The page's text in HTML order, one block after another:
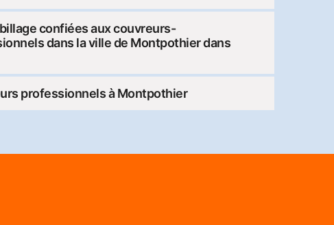
confiées aux couvreurs-
dans la ville de Montpothier dans
professionnels à Montpothier